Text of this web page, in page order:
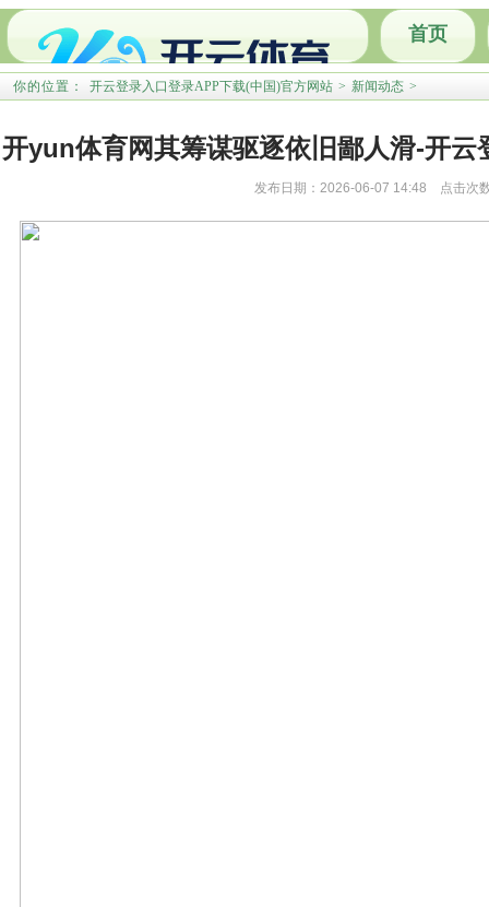
首页
培训公告
联系我们
你的位置： 开云登录入口登录APP下载(中国)官方网站 > 新闻动态 >
开yun体育网其筹谋驱逐依旧鄙人滑-开云
发布日期：2026-06-07 14:48 点击次